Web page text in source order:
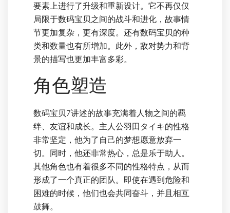
要素上进行了升级和重新设计。它不再仅仅
局限于数码宝贝之间的战斗和进化，故事情
节更加复杂，更有深度。还有数码宝贝的种
类和数量也有所增加。此外，敌对势力和背
景的描写也更加丰富多彩。
角色塑造
数码宝贝7讲述的故事充满着人物之间的羁
绊、友谊和成长。主人公羽田タイキ的性格
非常坚定，他为了自己的梦想愿意放弃一
切。同时，他还非常热心，总是乐于助人。
其他角色也有着很多不同的性格特点，从而
形成了一个真正的团队。即使在遇到危险和
困难的时候，他们也会共同奋斗，并且相互
鼓舞。